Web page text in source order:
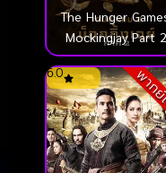
The Hunger
Mockingjay Part 2
พา
6.0